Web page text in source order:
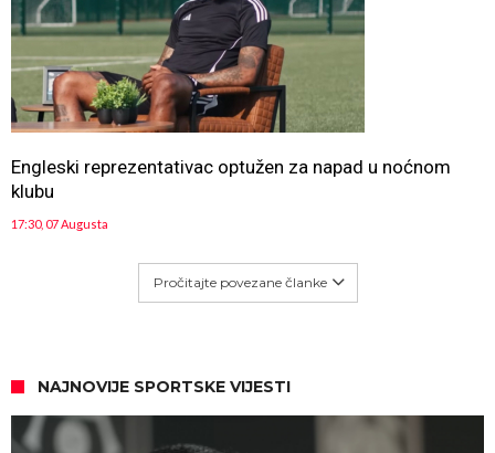
Engleski reprezentativac optužen za napad u noćnom
klubu
17:30, 07 Augusta
Pročitajte povezane članke
NAJNOVIJE SPORTSKE VIJESTI